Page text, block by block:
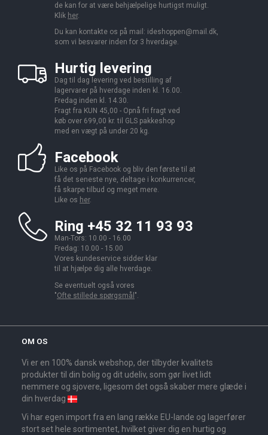
de kan for at være behjælpelige hurtigst muligt.
Klik her.
Du kan kontakte os på mail: ideshoppen@mail.dk,
som vi besvarer inden for 3 hverdage.
Hurtig levering
Dag til dag levering ved bestilling af
lagervarer på hverdage inden kl. 16.00.
Fredag inden kl. 14.30.
Fragt fra KUN 45,00 - Opnå fri fragt ved
køb over 699,00 kr. til GLS pakkeshop
med en vægt på under 20 kg.
Facebook
Like os på Facebook og bliv den første til at
få det seneste nye, deltage i konkurrencer,
få skarpe tilbud og meget mere.
Like os her.
Ring +45 32 11 93 93
Man-Tors: 10.00 - 16.00
Fredag: 10.00 - 15.00
Vores kundeservice sidder klar
til at hjælpe dig alle hverdage.
Se eventuelt også vores
"Ofte stillede spørgsmål ".
OM OS
Vi er en 100% dansk webshop, der tilbyder kvalitets
produkter til din bolig og dit udeliv, som gør livet lidt
nemmere og sjovere, ligesom det også skaber mere glæde i
din hverdag
Vi har egen import fra en lang række EU-lande og lagerfører
stort set hele sortimentet, hvilket giver dig en hurtig og